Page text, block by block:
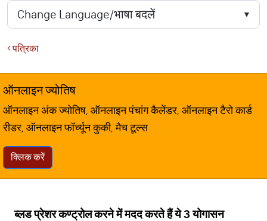
पत्रिका
ऑनलाइन ज्योतिष
ऑनलाइन अंक ज्योतिष, ऑनलाइन पंचांग कैलेंडर, ऑनलाइन टैरो कार्ड
रीडर, ऑनलाइन फॉर्च्यून कुकी, मैच टूल्स
क्लिक करें
ब्लड प्रेशर कण्ट्रोल करने में मदद करते हैं ये 3 योगासन